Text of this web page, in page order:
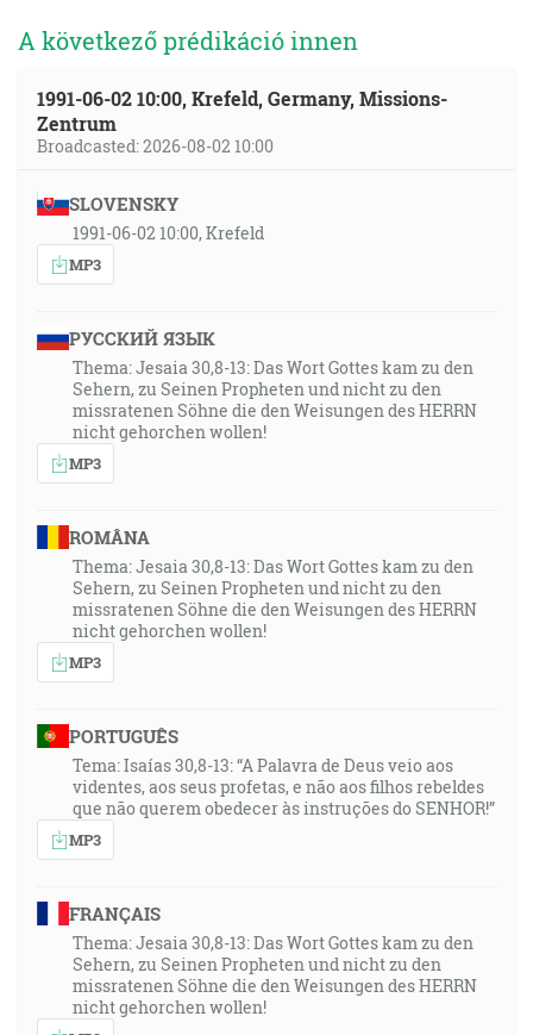
A következő prédikáció innen
1991-06-02 10:00, Krefeld, Germany, Missions-
Zentrum
Broadcasted: 2026-08-02 10:00
SLOVENSKY
1991-06-02 10:00, Krefeld
MP3
РУССКИЙ ЯЗЫК
Thema: Jesaia 30,8-13: Das Wort Gottes kam zu den
Sehern, zu Seinen Propheten und nicht zu den
missratenen Söhne die den Weisungen des HERRN
nicht gehorchen wollen!
MP3
ROMÂNA
Thema: Jesaia 30,8-13: Das Wort Gottes kam zu den
Sehern, zu Seinen Propheten und nicht zu den
missratenen Söhne die den Weisungen des HERRN
nicht gehorchen wollen!
MP3
PORTUGUÊS
Tema: Isaías 30,8-13: “A Palavra de Deus veio aos
videntes, aos seus profetas, e não aos filhos rebeldes
que não querem obedecer às instruções do SENHOR!”
MP3
FRANÇAIS
Thema: Jesaia 30,8-13: Das Wort Gottes kam zu den
Sehern, zu Seinen Propheten und nicht zu den
missratenen Söhne die den Weisungen des HERRN
nicht gehorchen wollen!